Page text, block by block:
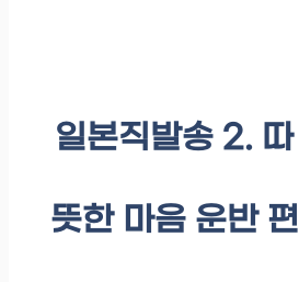
일본직발송 2. 따
뜻한 마음 운반 편